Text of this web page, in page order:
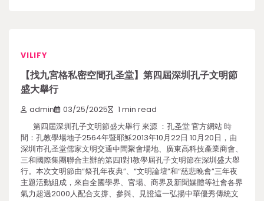
VILIFY
【找九宮格私密空間孔圣堂】第四屆深圳孔子文明節
盛大舉行
admin 03/25/2025 1 min read
第四屆深圳孔子文明節盛大舉行 來源 ：孔圣堂 官方網站 時
間：孔教學場地子2564年暨耶穌2013年10月22日 10月20日，由
深圳市孔圣堂儒家文明交通中間聚會場地、廣東高科技產業商會、
三和國際集團聯合主辦的第四1對1教學屆孔子文明節在深圳盛大舉
行。本次文明節由“祭孔年夜典”、“文明論壇”和“慈悲晚會”三年夜
主題活動組成，來自全國學界、官場、商界及新聞媒體等社會各界
氣力超過2000人配合支撐、參與、見證這一弘揚中華優秀傳統文